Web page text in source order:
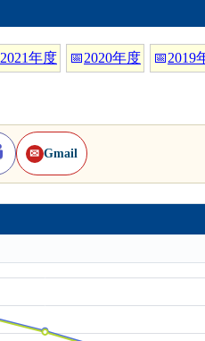
2021年度 📅2020年度 📅2019
✉ Gmail